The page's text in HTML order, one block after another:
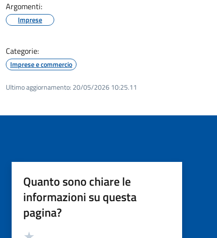
Argomenti:
Imprese
Categorie:
Imprese e commercio
Ultimo aggiornamento: 20/05/2026 10:25.11
Quanto sono chiare le
informazioni su questa
pagina?
Valutazione